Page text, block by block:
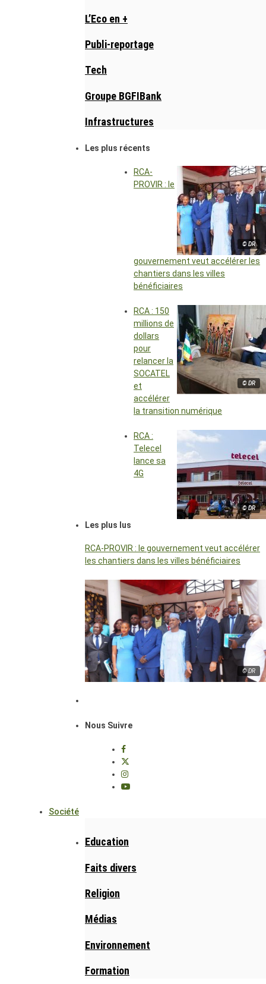
L’Eco en +
Publi-reportage
Tech
Groupe BGFIBank
Infrastructures
Les plus récents
© DR
RCA-
PROVIR : le
gouvernement veut accélérer les
chantiers dans les villes
bénéficiaires
© DR
RCA : 150
millions de
dollars
pour
relancer la
SOCATEL
et
accélérer
la transition numérique
© DR
RCA :
Telecel
lance sa
4G
Les plus lus
RCA-PROVIR : le gouvernement veut accélérer
les chantiers dans les villes bénéficiaires
© DR
Nous Suivre
Société
Education
Faits divers
Religion
Médias
Environnement
Formation